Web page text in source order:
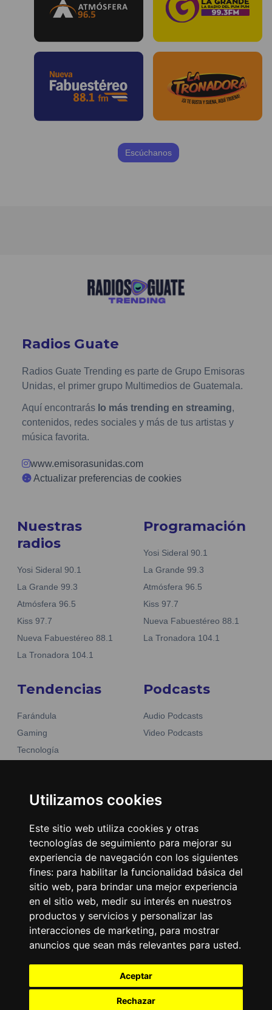
Utilizamos cookies
Este sitio web utiliza cookies y otras
tecnologías de seguimiento para mejorar su
experiencia de navegación con los siguientes
fines: para habilitar la funcionalidad básica del
sitio web, para brindar una mejor experiencia
en el sitio web, medir su interés en nuestros
productos y servicios y personalizar las
interacciones de marketing, para mostrar
anuncios que sean más relevantes para usted.
Aceptar
Rechazar
Escúchanos
Radios Guate
Radios Guate Trending es parte de Grupo Emisoras
Unidas, el primer grupo Multimedios de Guatemala.
Aquí encontrarás lo más trending en streaming,
contenidos, redes sociales y más de tus artistas y
música favorita.
www.emisorasunidas.com
Actualizar preferencias de cookies
Nuestras
radios
Yosi Sideral 90.1
La Grande 99.3
Atmósfera 96.5
Kiss 97.7
Nueva Fabuestéreo 88.1
La Tronadora 104.1
Programación
Yosi Sideral 90.1
La Grande 99.3
Atmósfera 96.5
Kiss 97.7
Nueva Fabuestéreo 88.1
La Tronadora 104.1
Tendencias
Farándula
Gaming
Tecnología
Noticias
Podcasts
Audio Podcasts
Video Podcasts
Emisoras Unidas
Encuéntranos
Contacto
Términos y condiciones
Directorio
Grupo Emisoras Unidas